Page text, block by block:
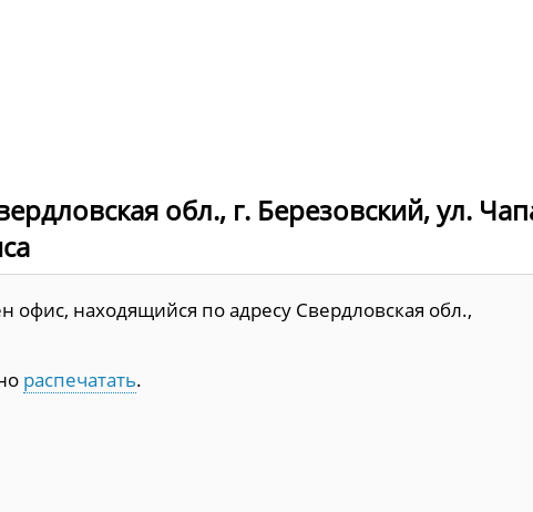
обл., г. Березовский, ул.
офис, находящийся по адресу Свердловская обл.,
распечатать.